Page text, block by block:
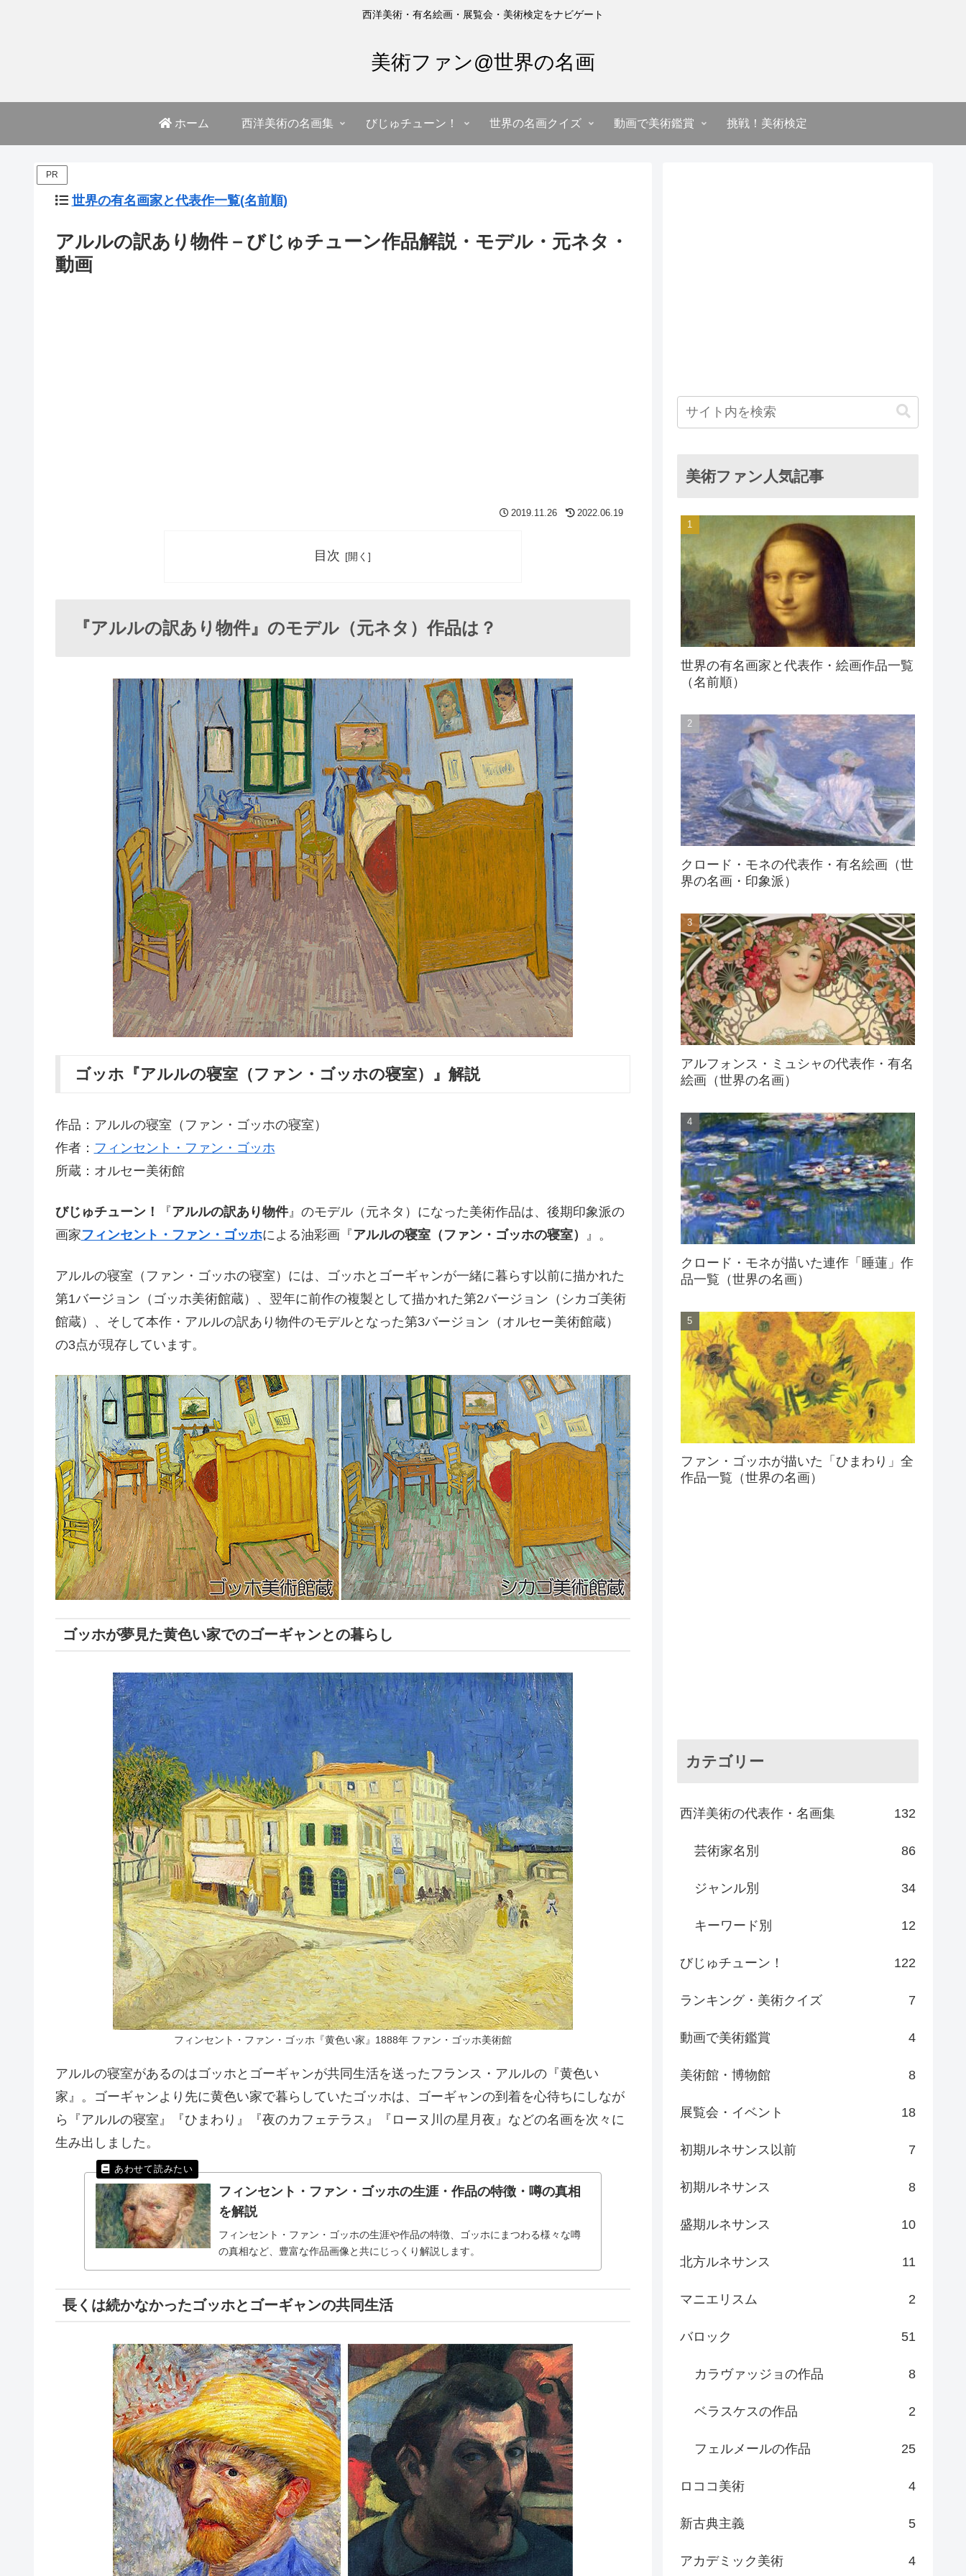
西洋美術・有名絵画・展覧会・美術検定をナビゲート
美術ファン@世界の名画
ホーム 西洋美術の名画集 びじゅチューン！ 世界の名画クイズ 動画で美術鑑賞 挑戦！美術検定
PR
世界の有名画家と代表作一覧(名前順)
アルルの訳あり物件－びじゅチューン作品解説・モデル・元ネタ・
動画
2019.11.26 2022.06.19
目次
『アルルの訳あり物件』のモデル（元ネタ）作品は？
ゴッホ『アルルの寝室（ファン・ゴッホの寝室）』解説
作品：アルルの寝室（ファン・ゴッホの寝室）
作者： フィンセント・ファン・ゴッホ
所蔵：オルセー美術館
びじゅチューン！ 『アルルの訳あり物件』のモデル（元ネタ）になった美術作品は、後期印象派の
画家フィンセント・ファン・ゴッホによる油彩画『アルルの寝室（ファン・ゴッホの寝室） 』。
アルルの寝室（ファン・ゴッホの寝室）には、ゴッホとゴーギャンが一緒に暮らす以前に描かれた
第1バージョン（ゴッホ美術館蔵）、翌年に前作の複製として描かれた第2バージョン（シカゴ美術
館蔵）、そして本作・アルルの訳あり物件のモデルとなった第3バージョン（オルセー美術館蔵）
の3点が現存しています。
ゴッホが夢見た黄色い家でのゴーギャンとの暮らし
フィンセント・ファン・ゴッホ『黄色い家』1888年 ファン・ゴッホ美術館
アルルの寝室があるのはゴッホとゴーギャンが共同生活を送ったフランス・アルルの『黄色い
家』。ゴーギャンより先に黄色い家で暮らしていたゴッホは、ゴーギャンの到着を心待ちにしなが
ら『アルルの寝室』『ひまわり』『夜のカフェテラス』『ローヌ川の星月夜』などの名画を次々に
生み出しました。
フィンセント・ファン・ゴッホの生涯・作品の特徴・噂の真相
を解説
フィンセント・ファン・ゴッホの生涯や作品の特徴、ゴッホにまつわる様々な噂
の真相など、豊富な作品画像と共にじっくり解説します。
長くは続かなかったゴッホとゴーギャンの共同生活
美術ファン人気記事
世界の有名画家と代表作・絵画作品一覧
（名前順）
クロード・モネの代表作・有名絵画（世
界の名画・印象派）
アルフォンス・ミュシャの代表作・有名
絵画（世界の名画）
クロード・モネが描いた連作「睡蓮」作
品一覧（世界の名画）
ファン・ゴッホが描いた「ひまわり」全
作品一覧（世界の名画）
カテゴリー
西洋美術の代表作・名画集 132
芸術家名別 86
ジャンル別 34
キーワード別 12
びじゅチューン！ 122
ランキング・美術クイズ 7
動画で美術鑑賞 4
美術館・博物館 8
展覧会・イベント 18
初期ルネサンス以前 7
初期ルネサンス 8
盛期ルネサンス 10
北方ルネサンス 11
マニエリスム 2
バロック 51
カラヴァッジョの作品 8
ベラスケスの作品 2
フェルメールの作品 25
ロココ美術 4
新古典主義 5
アカデミック美術 4